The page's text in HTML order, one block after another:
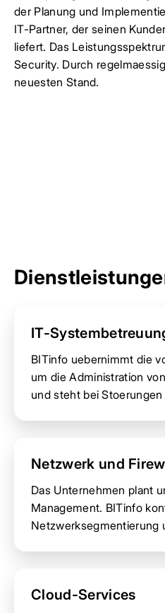
der Planung und
IT-Partner, der seinen
liefert. Das
Security. Durch
neuesten Stand.
IT-
BITinfo uebernimmt die
um die Administration
und steht bei
Netzwerk und
Das Unternehmen plant
Management. BITinfo
Netzwerksegmentierung
Cloud-Services